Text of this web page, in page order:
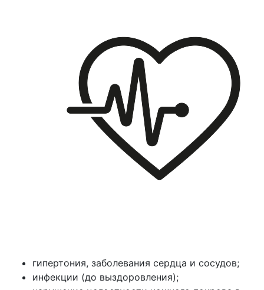
гипертония, заболевания сердца и сосудов;
инфекции (до выздоровления);